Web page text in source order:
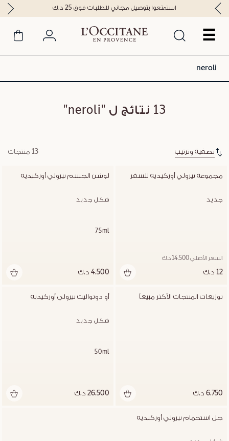
☰
استمتعوا بتوصيل مجاني للطلبات فوق 25 د.ك
13 نتائج ل "neroli"
تصفية وترتيب 13 منتجات
مجموعة نيرولي أوركيديه للسفر
جديد
12 د.ك
السعر الأصلي 14.500 د.ك
لوشن الجسم نيرولي أوركيديه
شكل جديد
75ml
4.500 د.ك
توزيعات المنتجات الأكثر مبيعاً
6.750 د.ك
أو دوتواليت نيرولي أوركيديه
شكل جديد
50ml
26.500 د.ك
جل استحمام نيرولي أوركيديه